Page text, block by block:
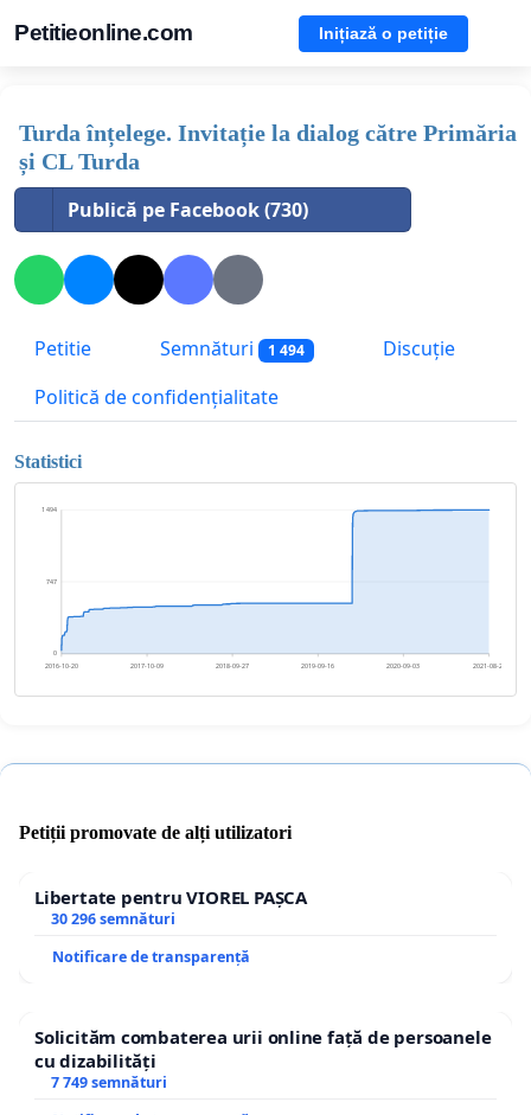
Petitieonline.com Inițiază o petiție
Turda înțelege. Invitație la dialog către Primăria
și CL Turda
Publică pe Facebook (730)
Petitie Semnături 1 494
Discuție
Politică de confidențialitate
Statistici
0
747
1 494
2016-10-20 2017-10-09 2018-09-27 2019-09-16 2020-09-03 2021-08-23
Petiții promovate de alți utilizatori
Libertate pentru VIOREL PAȘCA
30 296 semnături
Notificare de transparență
Solicităm combaterea urii online față de persoanele
cu dizabilități
7 749 semnături